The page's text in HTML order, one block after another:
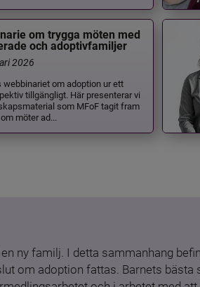
om trygga möten med
och adoptivfamiljer
2026
webbinariet om adoption ur ett
tillgängligt. Här presenterar vi
som MFoF tagit fram
möter ad...
ny familj. I detta sammanhang
om adoption fattas. Barnets bästa